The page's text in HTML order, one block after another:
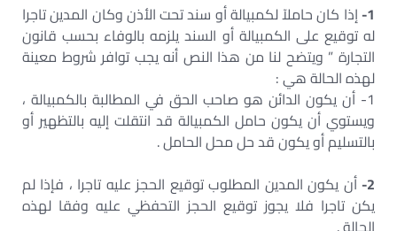
1- إذا كان حاملآ لكمبيالة أو سند تحت الأذن وكان المدين تاجرا
له توقيع على الكمبيالة أو السند يلزمه بالوفاء بحسب قانون
التجارة ” ويتضح لنا من هذا النص أنه يجب توافر شروط معينة
لهذه الحالة هي :
1- أن يكون الدائن هو صاحب الحق في المطالبة بالكمبيالة ،
ويستوي أن يكون حامل الكمبيالة قد انتقلت إليه بالتظهير أو
بالتسليم أو يكون قد حل محل الحامل .
2- أن يكون المدين المطلوب توقيع الحجز عليه تاجرا ، فإذا لم
يكن تاجرا فلا يجوز توقيع الحجز التحفظي عليه وفقا لهذه